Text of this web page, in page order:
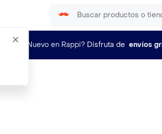
¿Nuevo en Rappi? Disfruta de envíos